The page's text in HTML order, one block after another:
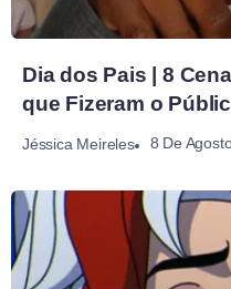
Dia dos Pais | 8
que Fizeram o
Jéssica Meireles 8 De